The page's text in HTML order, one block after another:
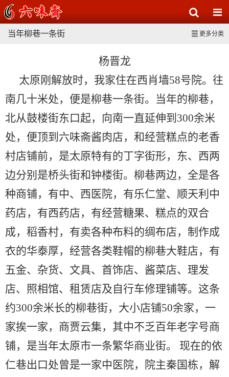
更多分类
当年柳巷一条街
杨晋龙
太原刚解放时，我家住在西肖墙58号院。往
南几十米处，便是柳巷一条街。当年的柳巷，
北从鼓楼街东口起，向南一直延伸到300余米
处，便顶到六味斋酱肉店，和经营糕点的老香
村店铺前，是太原特有的丁字街形，东、西两
边分别是桥头街和钟楼街。柳巷两边，全是各
种商铺，有中、西医院，有乐仁堂、顺天利中
药店，有西药店，有经营糖果、糕点的双合
成，稻香村，有卖各种布料的绸布店，制作成
衣的华泰厚，经营各类鞋帽的柳巷大鞋店，有
五金、杂货、文具、首饰店、酱菜店、理发
店、照相馆、租赁店及自行车修理铺等。这条
约300余米长的柳巷街，大小店铺50余家，一
家挨一家，商贾云集，其中不乏百年老字号商
铺，是当年太原市一条繁华商业街。 现在的依
仁巷出口处曾是一家中医院，院主秦国栋，解